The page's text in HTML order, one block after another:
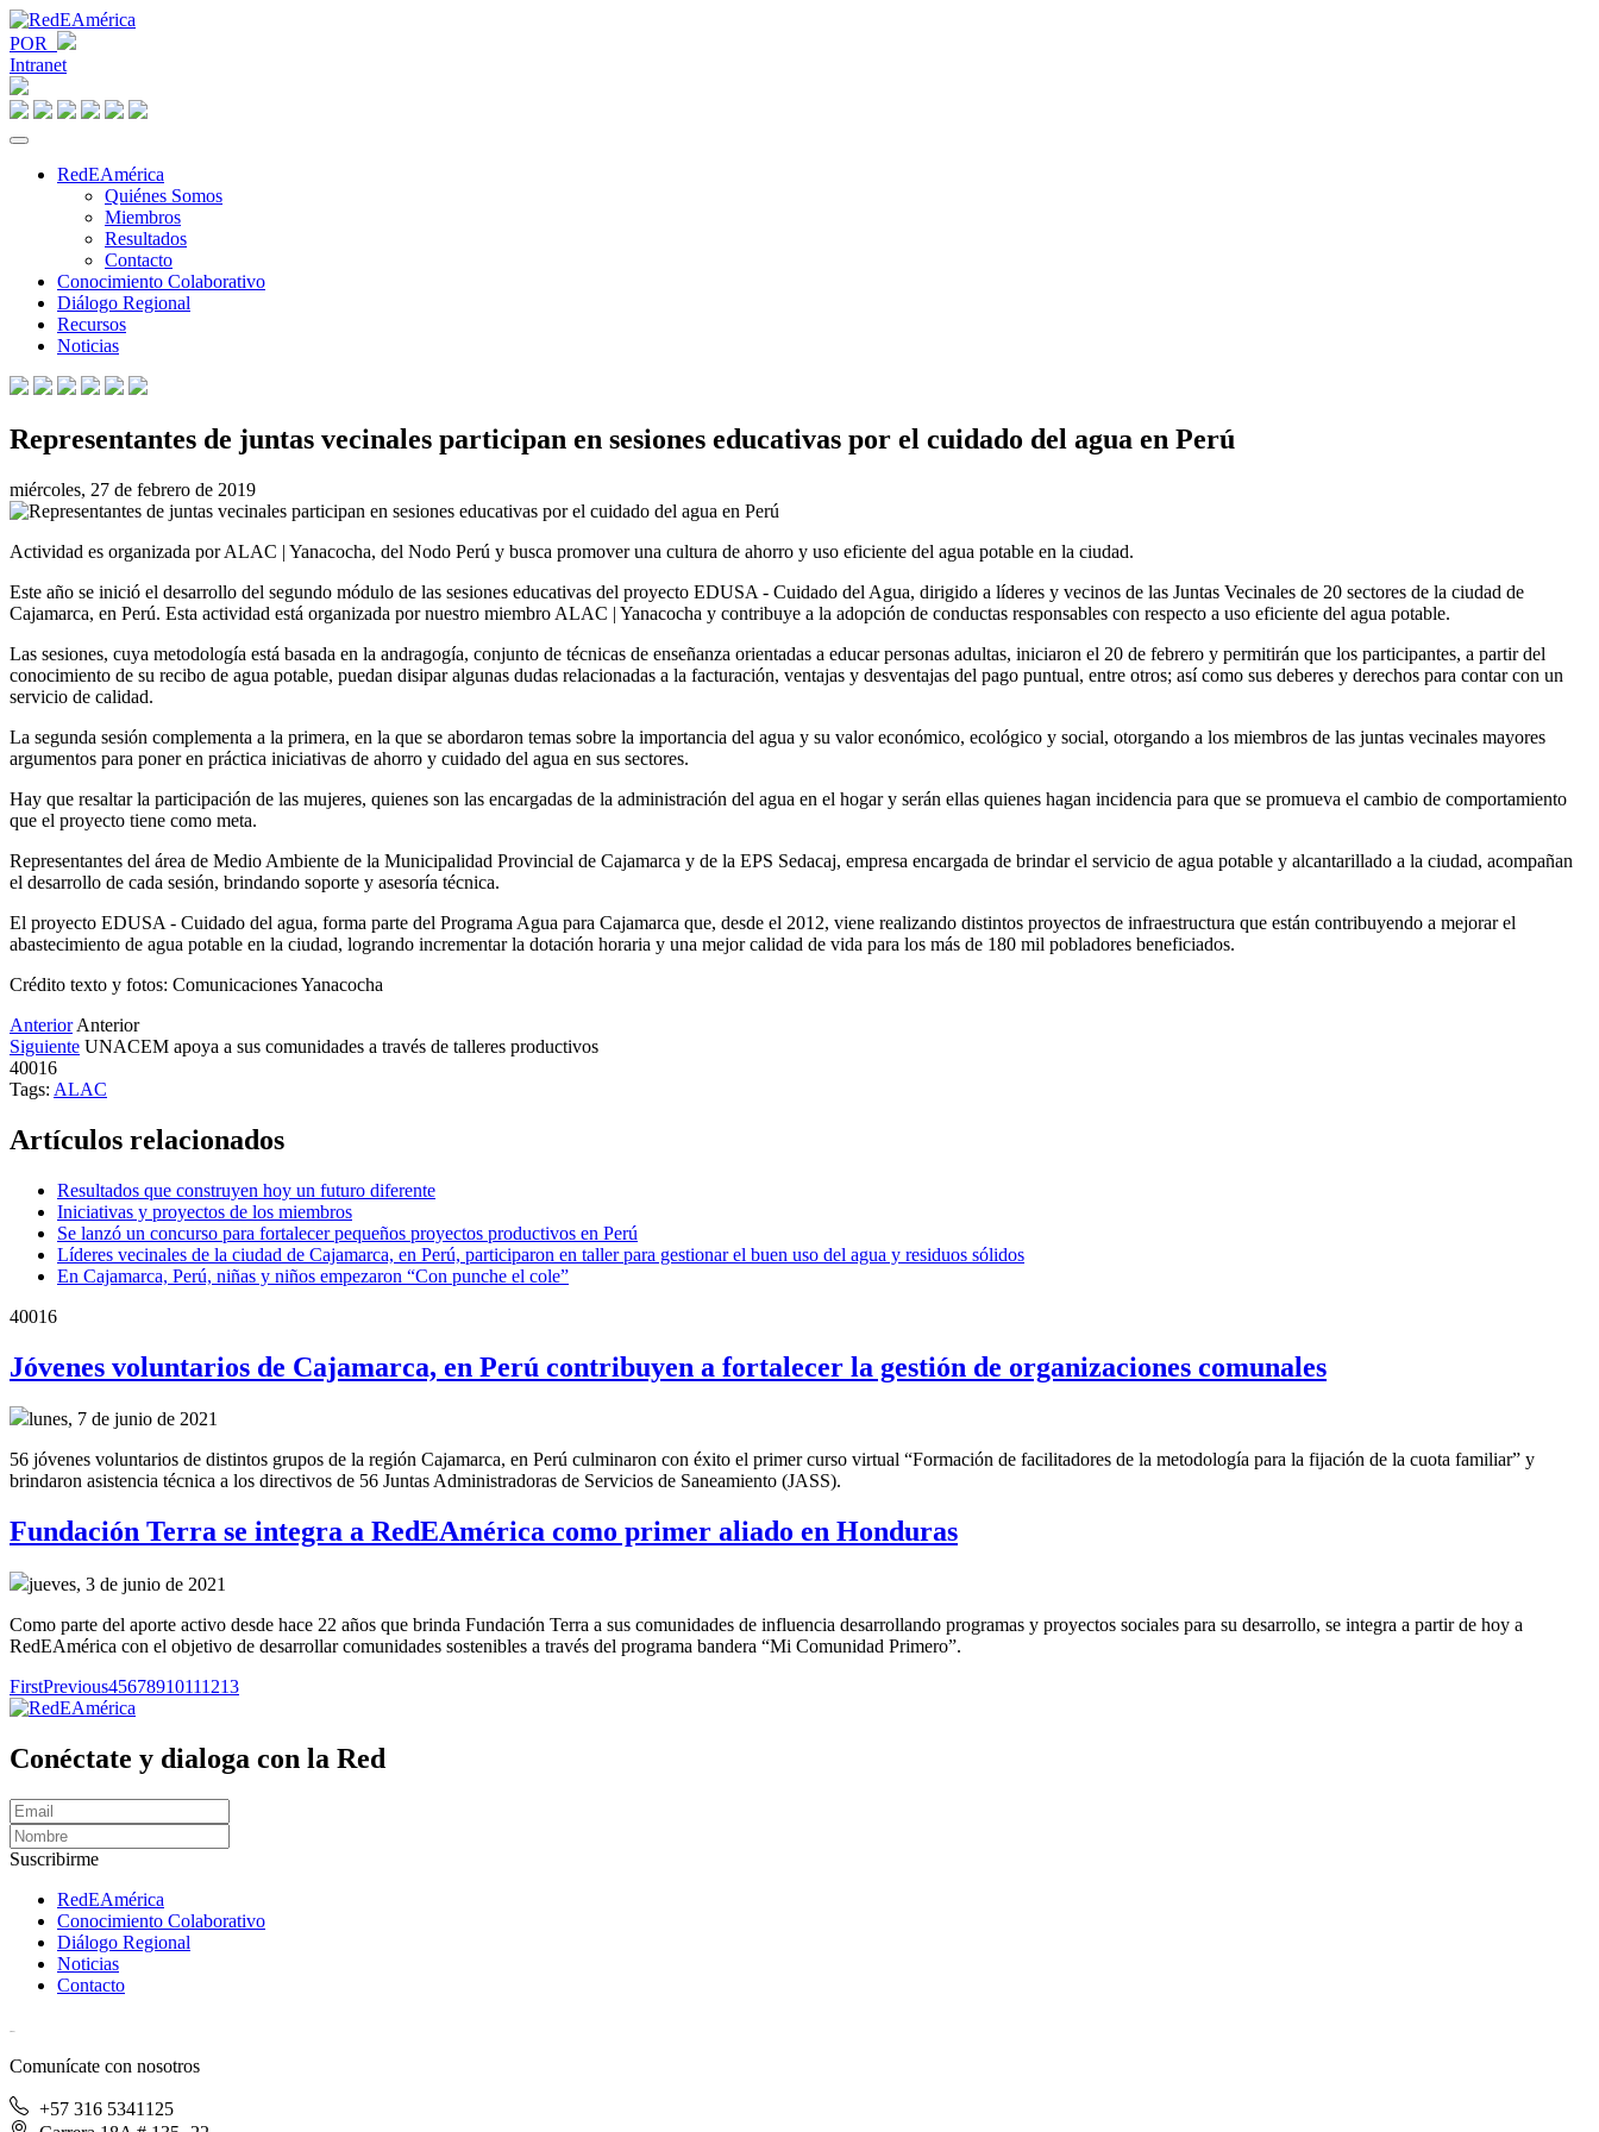
POR
Intranet
RedEAmérica
Quiénes Somos
Miembros
Resultados
Contacto
Conocimiento Colaborativo
Diálogo Regional
Recursos
Noticias
Representantes de juntas vecinales participan en sesiones educativas por el cuidado del agua en Perú
miércoles, 27 de febrero de 2019
Actividad es organizada por ALAC | Yanacocha, del Nodo Perú y busca promover una cultura de ahorro y uso eficiente del agua potable en la ciudad.
Este año se inició el desarrollo del segundo módulo de las sesiones educativas del proyecto EDUSA - Cuidado del Agua, dirigido a líderes y vecinos de las Juntas Vecinales de 20 sectores de la ciudad de
Cajamarca, en Perú. Esta actividad está organizada por nuestro miembro ALAC | Yanacocha y contribuye a la adopción de conductas responsables con respecto a uso eficiente del agua potable.
Las sesiones, cuya metodología está basada en la andragogía, conjunto de técnicas de enseñanza orientadas a educar personas adultas, iniciaron el 20 de febrero y permitirán que los participantes, a partir del
conocimiento de su recibo de agua potable, puedan disipar algunas dudas relacionadas a la facturación, ventajas y desventajas del pago puntual, entre otros; así como sus deberes y derechos para contar con un
servicio de calidad.
La segunda sesión complementa a la primera, en la que se abordaron temas sobre la importancia del agua y su valor económico, ecológico y social, otorgando a los miembros de las juntas vecinales mayores
argumentos para poner en práctica iniciativas de ahorro y cuidado del agua en sus sectores.
Hay que resaltar la participación de las mujeres, quienes son las encargadas de la administración del agua en el hogar y serán ellas quienes hagan incidencia para que se promueva el cambio de comportamiento
que el proyecto tiene como meta.
Representantes del área de Medio Ambiente de la Municipalidad Provincial de Cajamarca y de la EPS Sedacaj, empresa encargada de brindar el servicio de agua potable y alcantarillado a la ciudad, acompañan
el desarrollo de cada sesión, brindando soporte y asesoría técnica.
El proyecto EDUSA - Cuidado del agua, forma parte del Programa Agua para Cajamarca que, desde el 2012, viene realizando distintos proyectos de infraestructura que están contribuyendo a mejorar el
abastecimiento de agua potable en la ciudad, logrando incrementar la dotación horaria y una mejor calidad de vida para los más de 180 mil pobladores beneficiados.
Crédito texto y fotos: Comunicaciones Yanacocha
Anterior Anterior
Siguiente UNACEM apoya a sus comunidades a través de talleres productivos
40016
Tags: ALAC
Artículos relacionados
Resultados que construyen hoy un futuro diferente
Iniciativas y proyectos de los miembros
Se lanzó un concurso para fortalecer pequeños proyectos productivos en Perú
Líderes vecinales de la ciudad de Cajamarca, en Perú, participaron en taller para gestionar el buen uso del agua y residuos sólidos
En Cajamarca, Perú, niñas y niños empezaron “Con punche el cole”
40016
Jóvenes voluntarios de Cajamarca, en Perú contribuyen a fortalecer la gestión de organizaciones comunales
lunes, 7 de junio de 2021
56 jóvenes voluntarios de distintos grupos de la región Cajamarca, en Perú culminaron con éxito el primer curso virtual “Formación de facilitadores de la metodología para la fijación de la cuota familiar” y
brindaron asistencia técnica a los directivos de 56 Juntas Administradoras de Servicios de Saneamiento (JASS).
Fundación Terra se integra a RedEAmérica como primer aliado en Honduras
jueves, 3 de junio de 2021
Como parte del aporte activo desde hace 22 años que brinda Fundación Terra a sus comunidades de influencia desarrollando programas y proyectos sociales para su desarrollo, se integra a partir de hoy a
RedEAmérica con el objetivo de desarrollar comunidades sostenibles a través del programa bandera “Mi Comunidad Primero”.
FirstPrevious45678910111213
Conéctate y dialoga con la Red
Suscribirme
RedEAmérica
Conocimiento Colaborativo
Diálogo Regional
Noticias
Contacto
Comunícate con nosotros
+57 316 5341125